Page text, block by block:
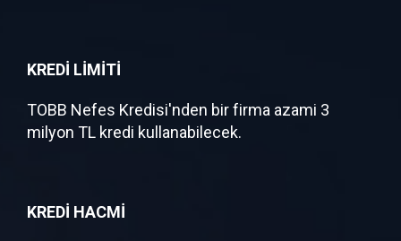
KREDİ LİMİTİ
TOBB Nefes Kredisi'nden bir firma azami 3
milyon TL kredi kullanabilecek.
KREDİ HACMİ